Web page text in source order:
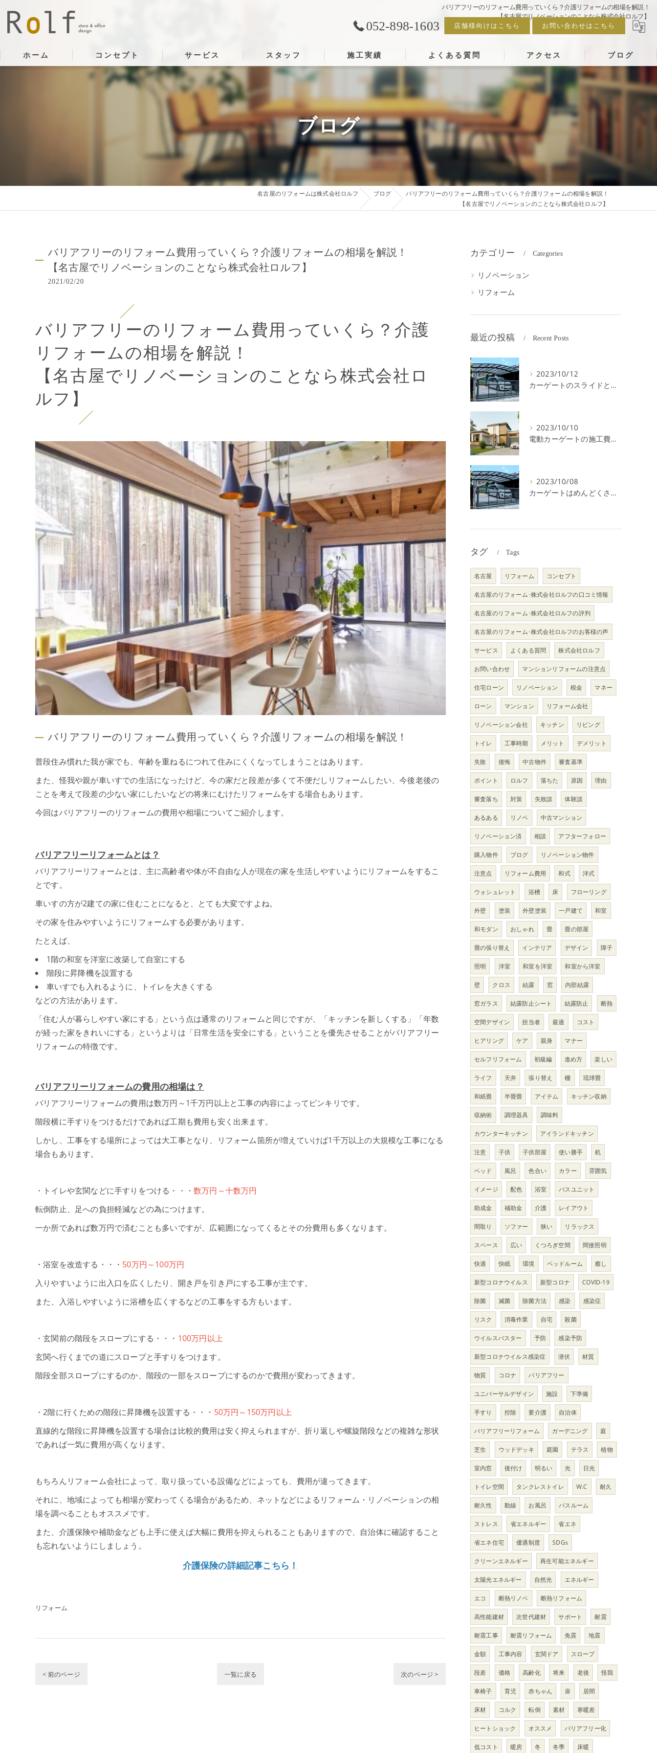
バリアフリーのリフォーム費用っていくら？介護リフォームの相場を解説！
【名古屋でリノベーションのことなら株式会社ロルフ】
052-898-1603 店舗様向けはこちら お問い合わせはこちら
ホーム コンセプト サービス スタッフ 施工実績 よくある質問 アクセス ブログ
ブログ
名古屋のリフォームは株式会社ロルフ ブログ
バリアフリーのリフォーム費用っていくら？介護リフォームの相場を解説！
【名古屋でリノベーションのことなら株式会社ロルフ】
バリアフリーのリフォーム費用っていくら？介護リフォームの相場を解説！
【名古屋でリノベーションのことなら株式会社ロルフ】
2021/02/20
バリアフリーのリフォーム費用っていくら？介護
リフォームの相場を解説！
【名古屋でリノベーションのことなら株式会社ロ
ルフ】
バリアフリーのリフォーム費用っていくら？介護リフォームの相場を解説！
普段住み慣れた我が家でも、年齢を重ねるにつれて住みにくくなってしまうことはあります。
また、怪我や親が車いすでの生活になったけど、今の家だと段差が多くて不便だしリフォームしたい、今後老後の
ことを考えて段差の少ない家にしたいなどの将来にむけたリフォームをする場合もあります。
今回はバリアフリーのリフォームの費用や相場についてご紹介します。
バリアフリーリフォームとは？
バリアフリーリフォームとは、主に高齢者や体が不自由な人が現在の家を生活しやすいようにリフォームをするこ
とです。
車いすの方が2建ての家に住むことになると、とても大変ですよね。
その家を住みやすいようにリフォームする必要があります。
たとえば、
1階の和室を洋室に改築して自室にする
階段に昇降機を設置する
車いすでも入れるように、トイレを大きくする
などの方法があります。
「住む人が暮らしやすい家にする」という点は通常のリフォームと同じですが、「キッチンを新しくする」「年数
が経った家をきれいにする」というよりは「日常生活を安全にする」ということを優先させることがバリアフリー
リフォームの特徴です。
バリアフリーリフォームの費用の相場は？
バリアフリーリフォームの費用は数万円～1千万円以上と工事の内容によってピンキリです。
階段横に手すりをつけるだけであれば工期も費用も安く出来ます。
しかし、工事をする場所によっては大工事となり、リフォーム箇所が増えていけば1千万以上の大規模な工事になる
場合もあります。
・トイレや玄関などに手すりをつける・・・ 数万円～十数万円
転倒防止、足への負担軽減などの為につけます。
一か所であれば数万円で済むことも多いですが、広範囲になってくるとその分費用も多くなります。
・浴室を改造する・・・ 50万円～100万円
入りやすいように出入口を広くしたり、開き戸を引き戸にする工事が主です。
また、入浴しやすいように浴槽を広くするなどの工事をする方もいます。
・玄関前の階段をスロープにする・・・ 100万円以上
玄関へ行くまでの道にスロープと手すりをつけます。
階段全部スロープにするのか、階段の一部をスロープにするのかで費用が変わってきます。
・2階に行くための階段に昇降機を設置する・・・ 50万円～150万円以上
直線的な階段に昇降機を設置する場合は比較的費用は安く抑えられますが、折り返しや螺旋階段などの複雑な形状
であれば一気に費用が高くなります。
もちろんリフォーム会社によって、取り扱っている設備などによっても、費用が違ってきます。
それに、地域によっても相場が変わってくる場合があるため、ネットなどによるリフォーム・リノベーションの相
場を調べることもオススメです。
また、介護保険や補助金なども上手に使えば大幅に費用を抑えられることもありますので、自治体に確認すること
も忘れないようにしましょう。
介護保険の詳細記事こちら！
リフォーム
< 前のページ 一覧に戻る 次のページ >
カテゴリー Categories
リノベーション
リフォーム
最近の投稿 Recent Posts
2023/10/12
カーゲートのスライドと跳ね上げの違いやメリットデメリットを解説！
2023/10/10
電動カーゲートの施工費用はいくら？耐用年数や注意点を解説！
2023/10/08
カーゲートはめんどくさい＆後悔？メリット・デメリットを解説！
タグ Tags
名古屋 リフォーム コンセプト
名古屋のリフォーム･株式会社ロルフの口コミ情報
名古屋のリフォーム･株式会社ロルフの評判
名古屋のリフォーム･株式会社ロルフのお客様の声
サービス よくある質問 株式会社ロルフ
お問い合わせ マンションリフォームの注意点
住宅ローン リノベーション 税金 マネー
ローン マンション リフォーム会社
リノベーション会社 キッチン リビング
トイレ 工事時期 メリット デメリット
失敗 後悔 中古物件 審査基準
ポイント ロルフ 落ちた 原因 理由
審査落ち 対策 失敗談 体験談
あるある リノベ 中古マンション
リノベーション済 相談 アフターフォロー
購入物件 ブログ リノベーション物件
注意点 リフォーム費用 和式 洋式
ウォシュレット 浴槽 床 フローリング
外壁 塗装 外壁塗装 一戸建て 和室
和モダン おしゃれ 畳 畳の部屋
畳の張り替え インテリア デザイン 障子
照明 洋室 和室を洋室 和室から洋室
壁 クロス 結露 窓 内部結露
窓ガラス 結露防止シート 結露防止 断熱
空間デザイン 担当者 最適 コスト
ヒアリング ケア 親身 マナー
セルフリフォーム 初級編 進め方 楽しい
ライフ 天井 張り替え 棚 琉球畳
和紙畳 半畳畳 アイテム キッチン収納
収納術 調理器具 調味料
カウンターキッチン アイランドキッチン
注意 子供 子供部屋 使い勝手 机
ベッド 風呂 色合い カラー 雰囲気
イメージ 配色 浴室 バスユニット
助成金 補助金 介護 レイアウト
間取り ソファー 狭い リラックス
スペース 広い くつろぎ空間 間接照明
快適 快眠 環境 ベッドルーム 癒し
新型コロナウイルス 新型コロナ COVID-19
除菌 滅菌 除菌方法 感染 感染症
リスク 消毒作業 自宅 殺菌
ウイルスバスター 予防 感染予防
新型コロナウイルス感染症 潜伏 材質
物質 コロナ バリアフリー
ユニバーサルデザイン 施設 下準備
手すり 控除 要介護 自治体
バリアフリーリフォーム ガーデニング 庭
芝生 ウッドデッキ 庭園 テラス 植物
室内窓 後付け 明るい 光 日光
トイレ空間 タンクレストイレ W.C 耐久
耐久性 動線 お風呂 バスルーム
ストレス 省エネルギー 省エネ
省エネ住宅 優遇制度 SDGs
クリーンエネルギー 再生可能エネルギー
太陽光エネルギー 自然光 エネルギー
エコ 断熱リノベ 断熱リフォーム
高性能建材 次世代建材 サポート 耐震
耐震工事 耐震リフォーム 免震 地震
金額 工事内容 玄関ドア スロープ
段差 価格 高齢化 将来 老後 怪我
車椅子 育児 赤ちゃん 扉 居間
床材 コルク 転倒 素材 寒暖差
ヒートショック オススメ バリアフリー化
低コスト 暖房 冬 冬季 床暖